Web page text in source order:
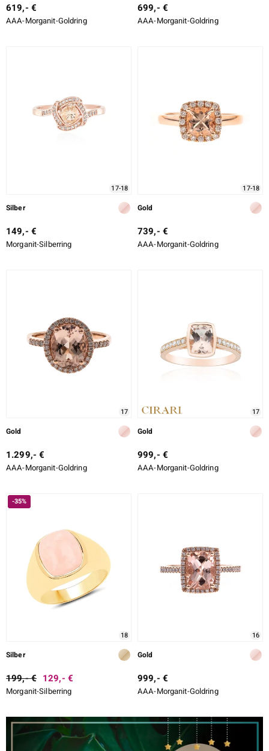
619,- €
AAA-Morganit-Goldring
699,- €
AAA-Morganit-Goldring
17-18
Silber
149,- €
Morganit-Silberring
17-18
Gold
739,- €
AAA-Morganit-Goldring
17
Gold
1.299,- €
AAA-Morganit-Goldring
17
Gold
999,- €
AAA-Morganit-Goldring
-35%
18
Silber
199,- € 129,- €
Morganit-Silberring
16
Gold
999,- €
AAA-Morganit-Goldring